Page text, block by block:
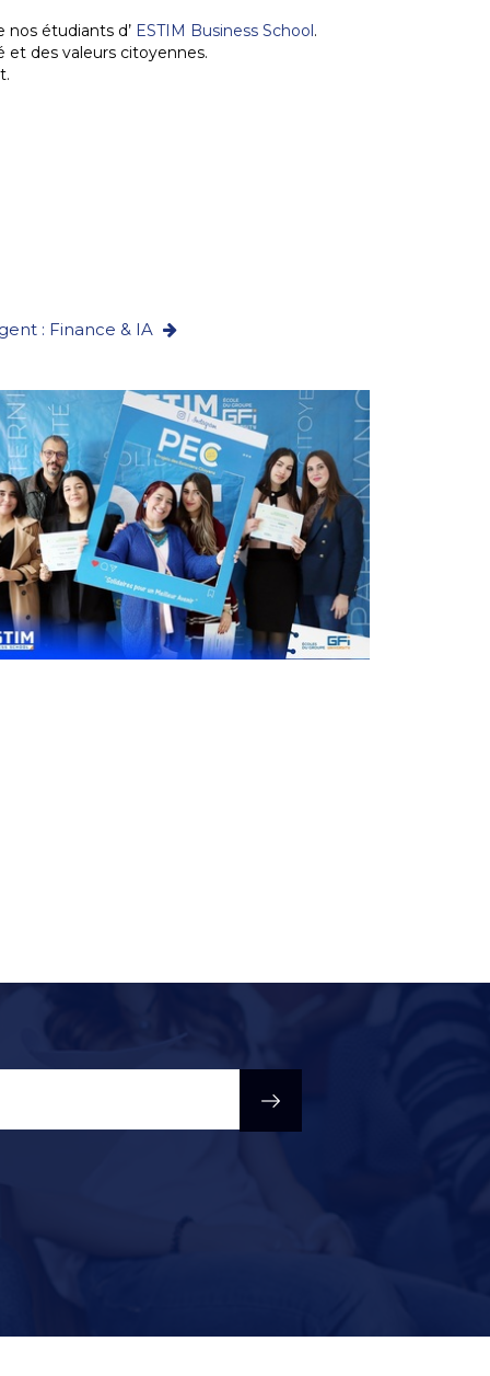
nos étudiants d’ ESTIM Business School.
et des valeurs citoyennes.
: Finance & IA